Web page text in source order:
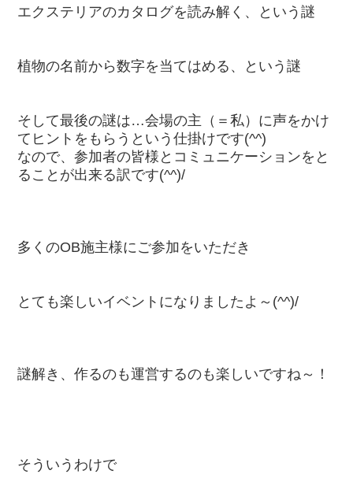
エクステリアのカタログを読み解く、という謎
植物の名前から数字を当てはめる、という謎
そして最後の謎は…会場の主（＝私）に声をかけ
てヒントをもらうという仕掛けです(^^)
なので、参加者の皆様とコミュニケーションをと
ることが出来る訳です(^^)/
多くのOB施主様にご参加をいただき
とても楽しいイベントになりましたよ～(^^)/
謎解き、作るのも運営するのも楽しいですね～！
そういうわけで